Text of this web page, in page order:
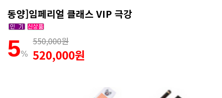
동양]임페리얼 클래스 VIP 극강
5%
550,000원
520,000원